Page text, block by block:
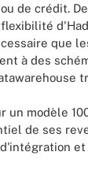
de crédit.
que
à des
un modèle
de ses
et